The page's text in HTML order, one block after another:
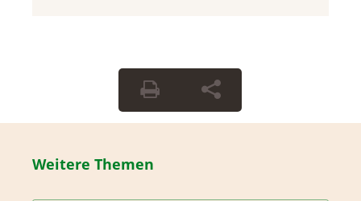
Weitere Themen